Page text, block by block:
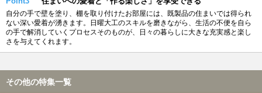
自分の手で壁を塗り、棚を取り付けたお部屋には、既製品の住まいでは得られ
ない深い愛着が湧きます。日曜大工のスキルを磨きながら、生活の不便を自ら
の手で解消していくプロセスそのものが、日々の暮らしに大きな充実感と楽し
さを与えてくれます。
その他の特集一覧